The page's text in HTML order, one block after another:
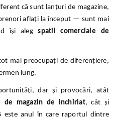
că sunt lanțuri de magazine,
aflați la început — sunt mai
își alegspatii comerciale de
mai preocupați de diferențiere,
lung.
dar și provocări, atât
de magazin de inchiriat, cât și
este anul în care raportul dintre